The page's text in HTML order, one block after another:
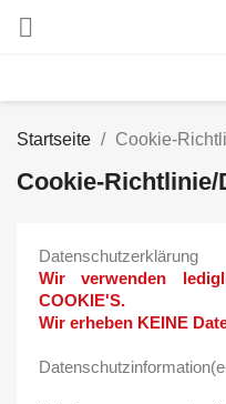

Startseite Cookie-
Cookie-Richtlinie/
Datenschutzerklärung
Wir verwenden
COOKIE'S.
Wir erheben KEINE